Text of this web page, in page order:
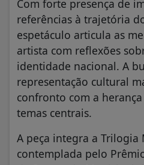
Com forte presença de
referências à trajetória
espetáculo articula as
artista com reflexões
identidade nacional. A
representação cultural
confronto com a
temas centrais.
A peça integra a Trilogia
contemplada pelo